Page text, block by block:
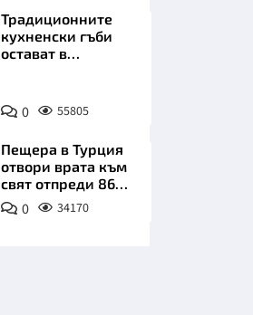
Традиционните
кухненски гъби
остават в
0 55805
Пещера в Турция
отвори врата към
свят отпреди 86
000 години
0 34170